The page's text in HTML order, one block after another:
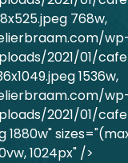
768w,
2021/01/
1536w,
2021/01/
1880w"
1024px" />